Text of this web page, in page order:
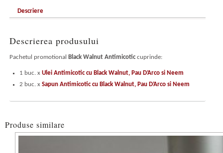
Descriere
Descrierea produsului
Pachetul promotional Black Walnut Antimicoticcuprinde:
1 buc. x Ulei Antimicotic cu Black Walnut, Pau D’Arco si Neem
2 buc. x Sapun Antimicotic cu Black Walnut, Pau D’Arco si Neem
Produse similare